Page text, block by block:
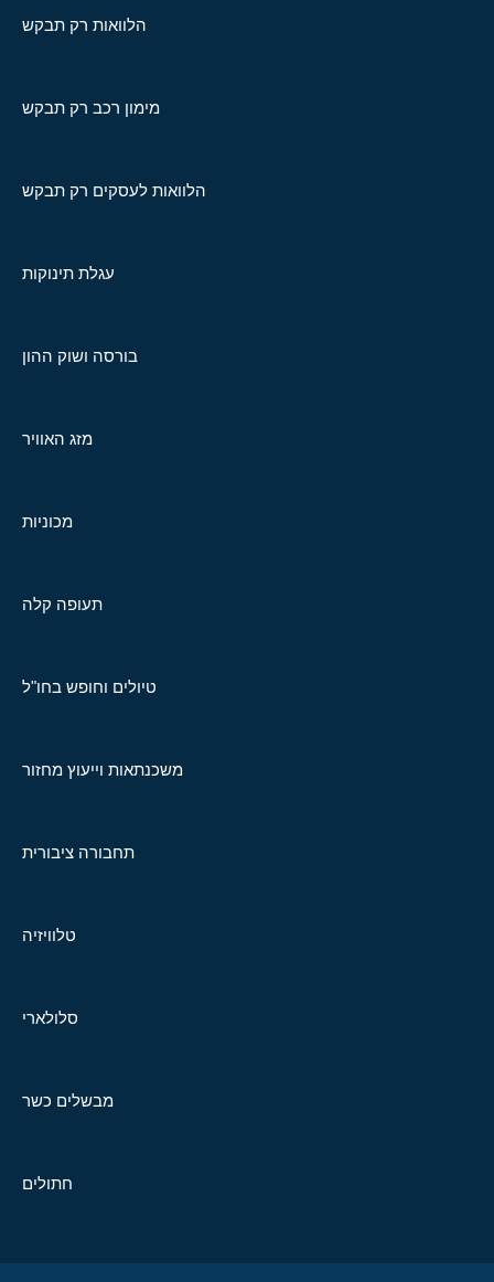
הלוואות רק תבקש
מימון רכב רק תבקש
הלוואות לעסקים רק תבקש
עגלת תינוקות
בורסה ושוק ההון
מזג האוויר
מכוניות
תעופה קלה
טיולים וחופש בחו"ל
משכנתאות וייעוץ מחזור
תחבורה ציבורית
טלוויזיה
סלולארי
מבשלים כשר
חתולים